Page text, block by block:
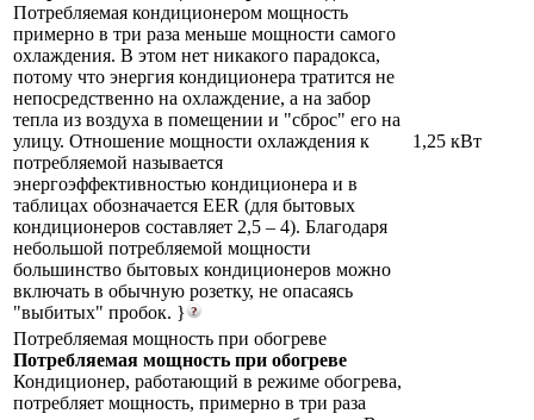
Потребляемая кондиционером мощность
примерно в три раза меньше мощности самого
охлаждения. В этом нет никакого парадокса,
потому что энергия кондиционера тратится не
непосредственно на охлаждение, а на забор
тепла из воздуха в помещении и "сброс" его на
улицу. Отношение мощности охлаждения к
потребляемой называется
энергоэффективностью кондиционера и в
таблицах обозначается EER (для бытовых
кондиционеров составляет 2,5 – 4). Благодаря
небольшой потребляемой мощности
большинство бытовых кондиционеров можно
включать в обычную розетку, не опасаясь
"выбитых" пробок. }
1,25 кВт
Потребляемая мощность при обогреве
Потребляемая мощность при обогреве
Кондиционер, работающий в режиме обогрева,
потребляет мощность, примерно в три раза